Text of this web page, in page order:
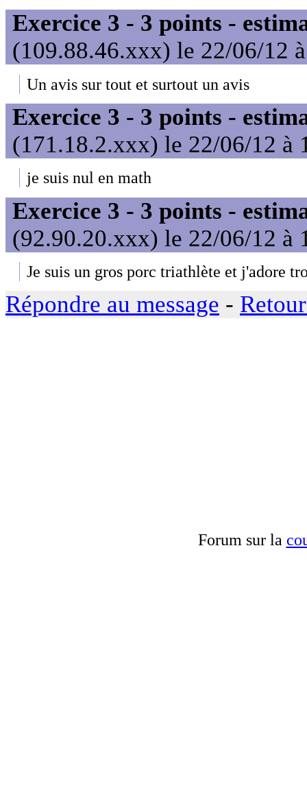
Exercice 3 - 3 points -
(109.88.46.xxx) le 22/06/12
Un avis sur tout et surtout un avis
Exercice 3 - 3 points -
(171.18.2.xxx) le 22/06/12 à
je suis nul en math
Exercice 3 - 3 points -
(92.90.20.xxx) le 22/06/12 à
Je suis un gros porc triathlète et j'adore
Répondre au message -
Forum sur la